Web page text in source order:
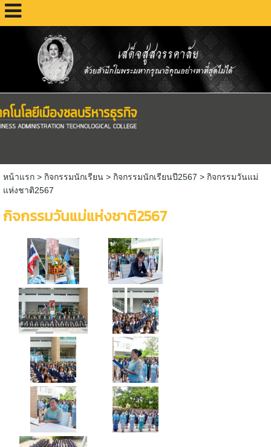
หน้าแรก> กิจกรรมนักเรียน > กิจกรรมนักเรียนปี2567 > กิจกรรมวันแม่
แห่งชาติ2567
กิจกรรมวันแม่แห่งชาติ2567